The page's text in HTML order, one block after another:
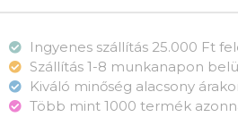
Ingyenes szállítás 25.000 Ft
Szállítás 1-8 munkanapon
Kiváló minőség alacsony
Több mint 1000 termék